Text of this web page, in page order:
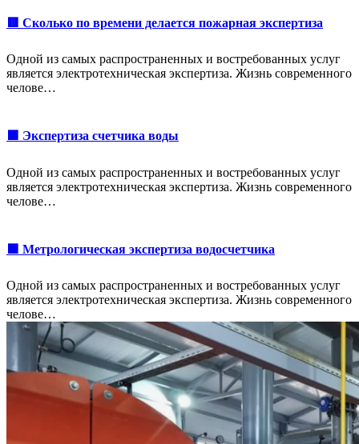
🟥 Сколько по времени делается пожарная экспертиза
Одной из самых распространенных и востребованных услуг
является электротехническая экспертиза. Жизнь современного
челове…
🟩 Экспертиза счетчика воды
Одной из самых распространенных и востребованных услуг
является электротехническая экспертиза. Жизнь современного
челове…
🟩 Метрологическая экспертиза водосчетчика
Одной из самых распространенных и востребованных услуг
является электротехническая экспертиза. Жизнь современного
челове…